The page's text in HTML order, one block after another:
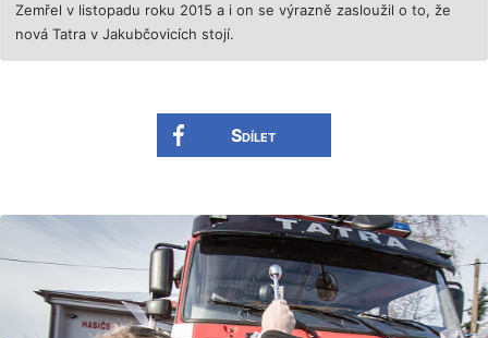
Zemřel v listopadu roku 2015 a i on se výrazně zasloužil o to, že
nová Tatra v Jakubčovicích sto­jí.
Sdílet